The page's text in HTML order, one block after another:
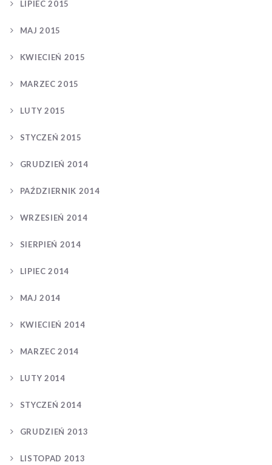
LIPIEC 2015
MAJ 2015
KWIECIEŃ 2015
MARZEC 2015
LUTY 2015
STYCZEŃ 2015
GRUDZIEŃ 2014
PAŹDZIERNIK 2014
WRZESIEŃ 2014
SIERPIEŃ 2014
LIPIEC 2014
MAJ 2014
KWIECIEŃ 2014
MARZEC 2014
LUTY 2014
STYCZEŃ 2014
GRUDZIEŃ 2013
LISTOPAD 2013